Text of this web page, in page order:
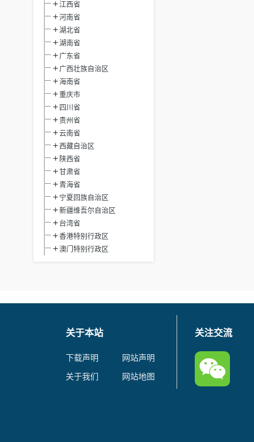
江西省
河南省
湖北省
湖南省
广东省
广西壮族自治区
海南省
重庆市
四川省
贵州省
云南省
西藏自治区
陕西省
甘肃省
青海省
宁夏回族自治区
新疆维吾尔自治区
台湾省
香港特别行政区
澳门特别行政区
关于本站
下载声明
网站声明
关于我们
网站地图
关注交流